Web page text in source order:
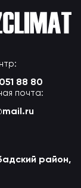
88 80
почта:
район,